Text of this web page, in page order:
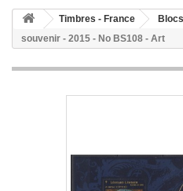
Timbres - France
souvenir - 2015 - No BS108 - Art